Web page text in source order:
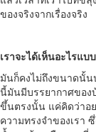
ของจริงจากเรื่องจริง
เราจะได้เห็นอะไรแ
มันก็คงไม่ถึงขนาดนั้น
นี้มันมีบรรยากาศของ
ขึ้นตรงนั้น แค่คิดว่าอย
ความทรงจำของเรา